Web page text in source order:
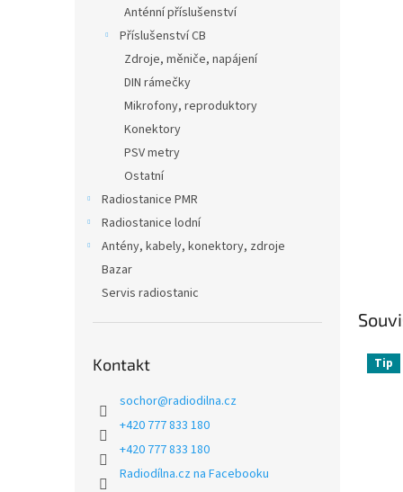
Anténní příslušenství
Příslušenství CB
Zdroje, měniče, napájení
DIN rámečky
Mikrofony, reproduktory
Konektory
PSV metry
Ostatní
Radiostanice PMR
Radiostanice lodní
Antény, kabely, konektory, zdroje
Bazar
Servis radiostanic
Kontakt
sochor@radiodilna.cz
+420 777 833 180
+420 777 833 180
Radiodílna.cz na Facebooku
Tip